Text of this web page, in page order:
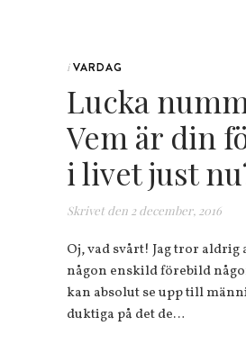
i VARDAG
Lucka
Vem är din
i livet just
Skrivet den 2 december, 2016
Oj, vad svårt! Jag tror aldrig
någon enskild förebild
kan absolut se upp till
duktiga på det de…